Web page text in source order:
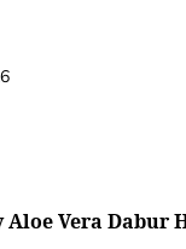
Vera Dabur